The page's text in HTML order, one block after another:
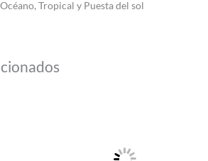
Tropical y Puesta del sol